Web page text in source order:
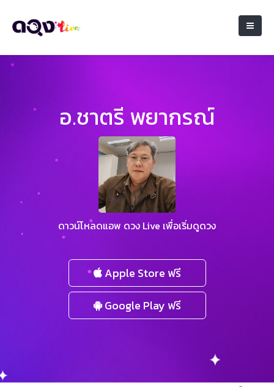
อ.ชาตรี พยากรณ์
ดาวน์โหลดแอพ ดวง Live เพื่อเริ่มดูดวง
Apple Store ฟรี
Google Play ฟรี